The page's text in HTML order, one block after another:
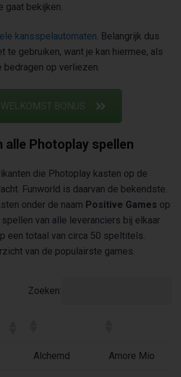
gaat bekijken.
kansspelautomaten. Belangrijk dus
te gebruiken, want je kan hiermee, als
bedragen op verliezen.
BONUS
alle Photoplay spellen
die Photoplay kasten op de
Funworld is daarvan de bekendste.
onder de naam Positive Games op
van alle leveranciers bij elkaar
een totaal van circa 50 speltitels.
van de populairste games.
Zoeken:
Alchemd Amore Mio